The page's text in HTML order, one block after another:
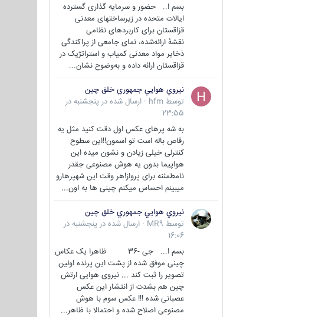
بسم ا.. حضور و سرمایه گذاری گسترده
ایالات متحده در زیرساختهای معدنی
قزاقستان برای کاربردهای نظامی
نقشهٔ ارائه‌شده، نمای جامعی از پراکندگی
ذخایر مواد معدنی کمیاب و استراتژیک در
قزاقستان ارائه داده و به‌وضوح نشان...
نيروي هوايي جمهوري خلق چين
توسط hfm
· ارسال شده در پنجشنبه در
23:55
به شه پرهای عکس اول دقت کنید مثل یه
رقاص باله است تو اسمون!!این سطوح
کنترلی خیلی زیادن و نشون میده این
هواپیما بدون یه هوش مصنوعی جقدر
نامطمئنه برای پرواز!هر وقت این شهپرهارو
میبینم احساس میکنم چینی ها به اون...
نيروي هوايي جمهوري خلق چين
توسط MR9
· ارسال شده در پنجشنبه در
16:06
بسم ا... جی -36 ظاهرا یک عکاس
چینی موفق شده از پشت این پرنده اولین
تصویر را ثبت کند ... نیروی هوایی ارتش
چین هم بشدت از انتشار این عکس
عصبانی شده !!! عکس سوم با هوش
مصنوعی اصلاح شده و احتمالا با ظاهر...